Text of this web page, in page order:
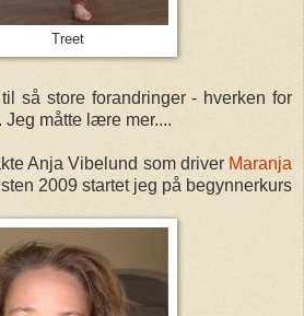
Treet
så store forandringer - hverken for
Jeg måtte lære mer....
Anja Vibelund som driver Maranja
2009 startet jeg på begynnerkurs